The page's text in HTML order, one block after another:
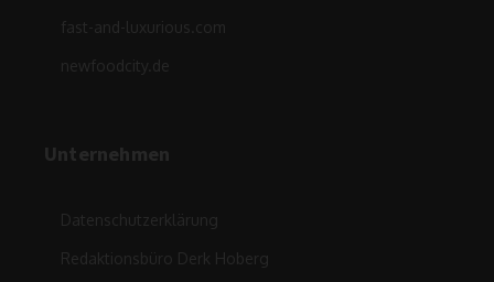
fast-and-luxurious.com
newfoodcity.de
Unternehmen
Datenschutzerklärung
Redaktionsbüro Derk Hoberg